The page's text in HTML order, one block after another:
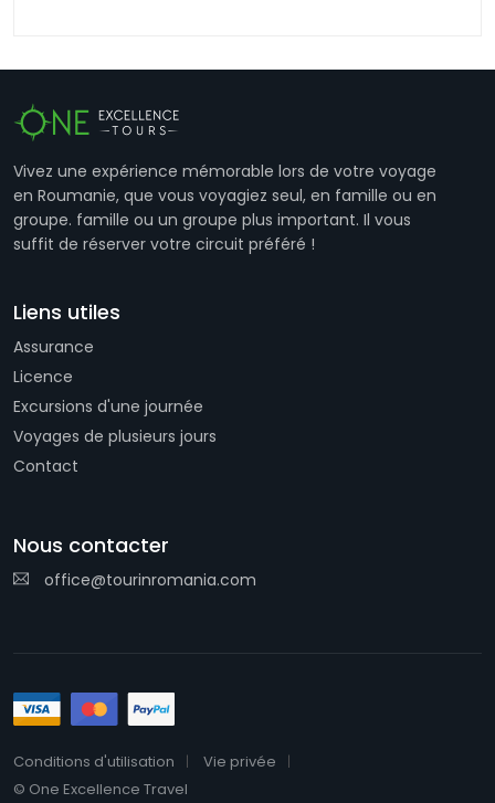
Vivez une expérience mémorable lors de votre voyage
en Roumanie, que vous voyagiez seul, en famille ou en
groupe. famille ou un groupe plus important. Il vous
suffit de réserver votre circuit préféré !
Liens utiles
Assurance
Licence
Excursions d'une journée
Voyages de plusieurs jours
Contact
Nous contacter
office@tourinromania.com
Conditions d'utilisation
Vie privée
© One Excellence Travel